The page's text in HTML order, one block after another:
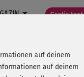
Gratis
auf deinem
auf deinem